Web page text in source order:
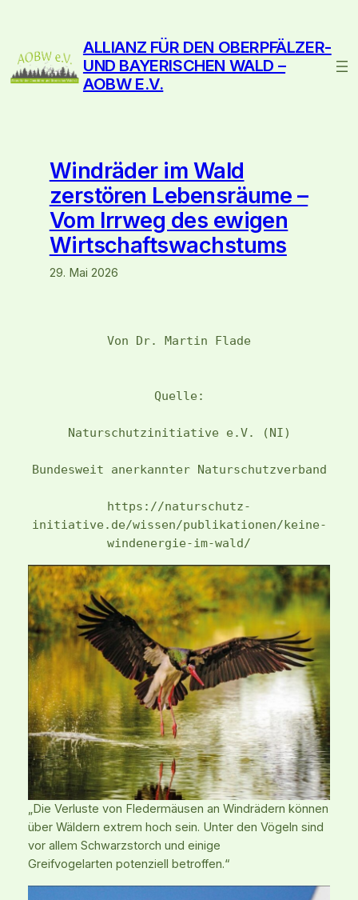
ALLIANZ FÜR DEN OBERPFÄLZER-
UND BAYERISCHEN WALD –
AOBW E.V.
Windräder im Wald
zerstören Lebensräume –
Vom Irrweg des ewigen
Wirtschaftswachstums
29. Mai 2026
Von Dr. Martin Flade
Quelle:
Naturschutzinitiative e.V. (NI)
Bundesweit anerkannter Naturschutzverband
https://naturschutz-
initiative.de/wissen/publikationen/keine-
windenergie-im-wald/
„Die Verluste von Fledermäusen an Windrädern können
über Wäldern extrem hoch sein. Unter den Vögeln sind
vor allem Schwarzstorch und einige
Greifvogelarten potenziell betroffen.“